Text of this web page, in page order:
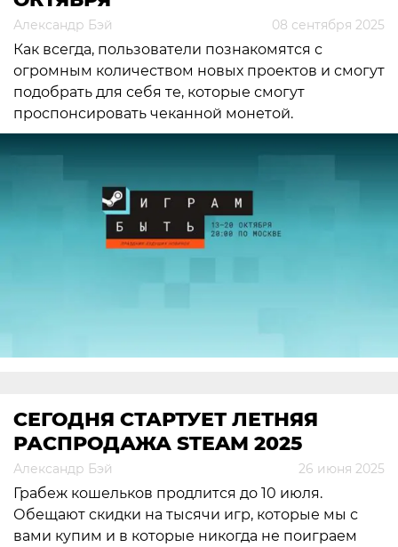
Александр Бэй 08 сентября 2025
Как всегда, пользователи познакомятся с
огромным количеством новых проектов и смогут
подобрать для себя те, которые смогут
проспонсировать чеканной монетой.
СЕГОДНЯ СТАРТУЕТ ЛЕТНЯЯ
РАСПРОДАЖА STEAM 2025
Александр Бэй 26 июня 2025
Грабеж кошельков продлится до 10 июля.
Обещают скидки на тысячи игр, которые мы с
вами купим и в которые никогда не поиграем